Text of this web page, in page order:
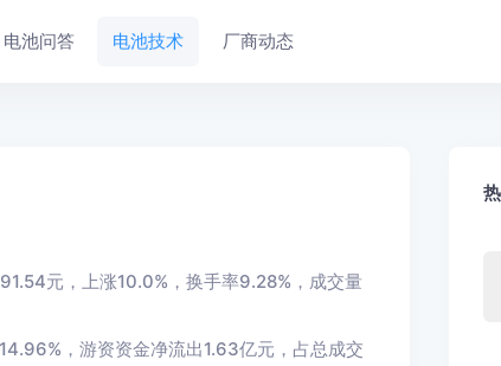
电池问答 电池技术 厂商动态
元，上涨10.0%，换手率9.28%，成交量
，游资资金净流出1.63亿元，占总成交